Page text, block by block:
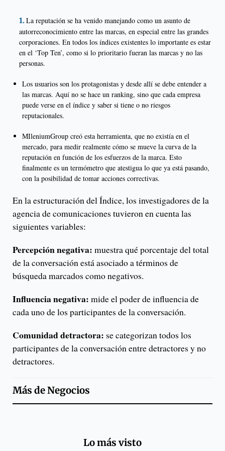
La reputación se ha venido manejando como un asunto de
autorreconocimiento entre las marcas, en especial entre las grandes
corporaciones. En todos los índices existentes lo importante es estar
en el ‘Top Ten’, como si lo prioritario fueran las marcas y no las
personas.
Los usuarios son los protagonistas y desde allí se debe entender a
las marcas. Aquí no se hace un ranking, sino que cada empresa
puede verse en el índice y saber si tiene o no riesgos
reputacionales.
MIleniumGroup creó esta herramienta, que no existía en el
mercado, para medir realmente cómo se mueve la curva de la
reputación en función de los esfuerzos de la marca. Esto
finalmente es un termómetro que atestigua lo que ya está pasando,
con la posibilidad de tomar acciones correctivas.
En la estructuración del Índice, los investigadores de la
agencia de comunicaciones tuvieron en cuenta las
siguientes variables:
Percepción negativa: muestra qué porcentaje del total
de la conversación está asociado a términos de
búsqueda marcados como negativos.
Influencia negativa: mide el poder de influencia de
cada uno de los participantes de la conversación.
Comunidad detractora: se categorizan todos los
participantes de la conversación entre detractores y no
detractores.
Más deNegocios
Lo más visto